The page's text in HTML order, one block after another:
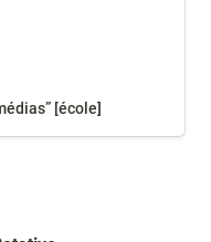
[école]